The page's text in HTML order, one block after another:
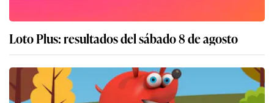
Loto Plus: resultados del sábado 8 de agosto